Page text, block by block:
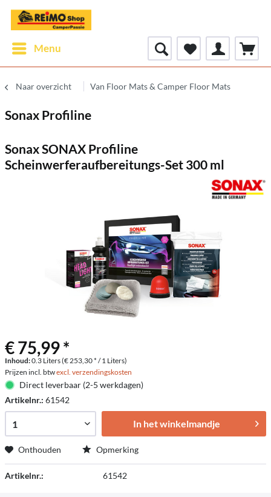
Menu
Naar overzicht Van Floor Mats & Camper Floor Mats
Sonax Profiline
Sonax SONAX Profiline
Scheinwerferaufbereitungs-Set 300 ml
€ 75,99 *
Inhoud:0.3 Liters (€ 253,30 * / 1 Liters)
Prijzen incl. btwexcl. verzendingskosten
Direct leverbaar (2-5 werkdagen)
Artikelnr.: 61542
In het winkelmandje
Onthouden Opmerking
Artikelnr.: 61542